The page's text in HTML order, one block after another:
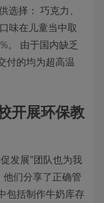
选择： 巧克力、
味在儿童当中取
。 由于国内缺乏
付的均为超高温
开展环保教
发展”团队也为我
们分享了正确管
包括制作牛奶库存